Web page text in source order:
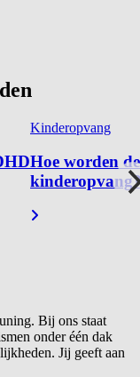
Kinderopvang
Hoe worden
Bij ons staat
onder één dak
Jij geeft aan